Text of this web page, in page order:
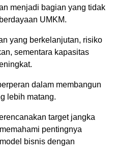
menjadi bagian yang tidak
UMKM.
yang berkelanjutan, risiko
sementara kapasitas
dalam membangun
lebih matang.
target jangka
pentingnya
bisnis dengan